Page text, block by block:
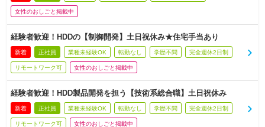
女性のおしごと掲載中
経験者歓迎！HDDの【制御開発】土日祝休み★住宅手当あり
新着 正社員 業種未経験OK 転勤なし 学歴不問 完全週休2日制
リモートワーク可 女性のおしごと掲載中
経験者歓迎！HDD製品開発を担う【技術系総合職】土日祝休み
新着 正社員 業種未経験OK 転勤なし 学歴不問 完全週休2日制
リモートワーク可 女性のおしごと掲載中